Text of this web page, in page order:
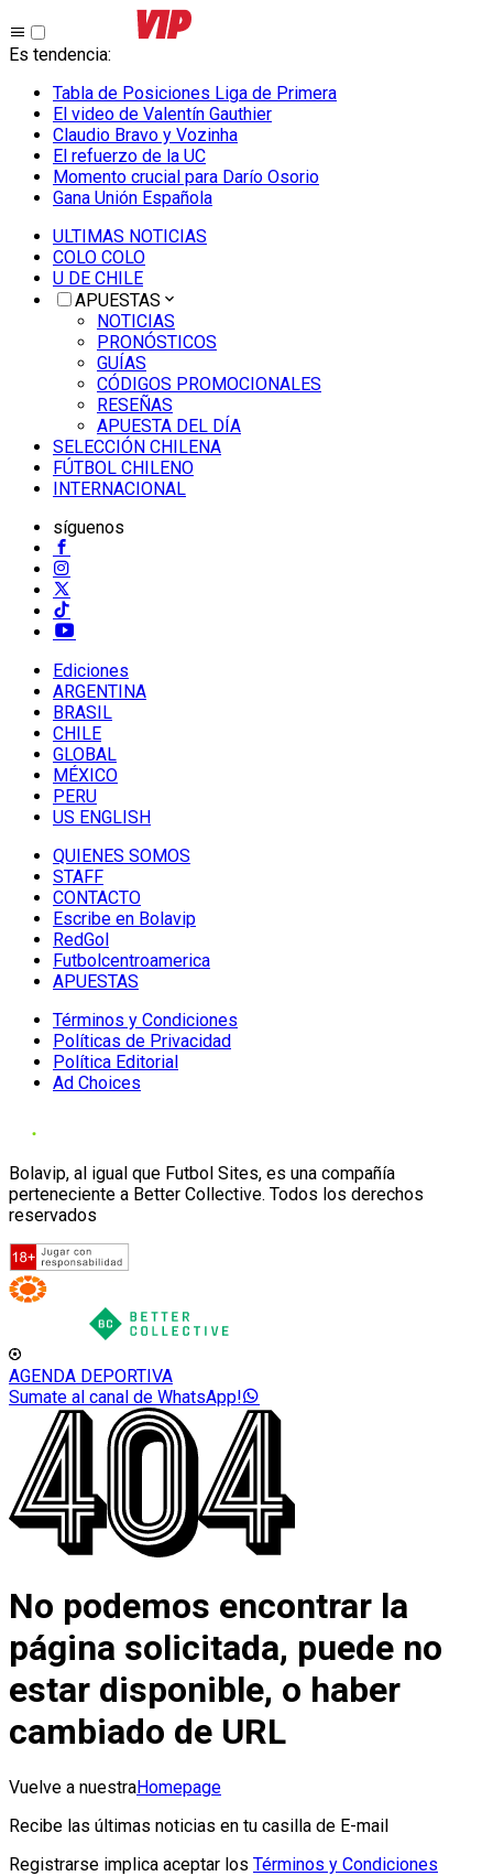
Es tendencia:
Tabla de Posiciones Liga de Primera
El video de Valentín Gauthier
Claudio Bravo y Vozinha
El refuerzo de la UC
Momento crucial para Darío Osorio
Gana Unión Española
ULTIMAS NOTICIAS
COLO COLO
U DE CHILE
APUESTAS
NOTICIAS
PRONÓSTICOS
GUÍAS
CÓDIGOS PROMOCIONALES
RESEÑAS
APUESTA DEL DÍA
SELECCIÓN CHILENA
FÚTBOL CHILENO
INTERNACIONAL
síguenos
Ediciones
ARGENTINA
BRASIL
CHILE
GLOBAL
MÉXICO
PERU
US ENGLISH
QUIENES SOMOS
STAFF
CONTACTO
Escribe en Bolavip
RedGol
Futbolcentroamerica
APUESTAS
Términos y Condiciones
Políticas de Privacidad
Política Editorial
Ad Choices
Bolavip, al igual que Futbol Sites, es una compañía
perteneciente a Better Collective. Todos los derechos
reservados
AGENDA DEPORTIVA
Sumate al canal de WhatsApp!
No podemos encontrar la
página solicitada, puede no
estar disponible, o haber
cambiado de URL
Vuelve a nuestraHomepage
Recibe las últimas noticias en tu casilla de E-mail
Registrarse implica aceptar los Términos y Condiciones